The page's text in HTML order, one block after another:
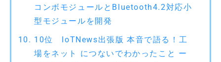
コンボモジュールとBluetooth4.2対応小
型モジュールを開発
10位 IoTNews出張版 本音で語る！工
場をネット につないでわかったこと ー